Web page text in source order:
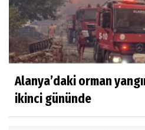
Alanya’daki orman
ikinci gününde